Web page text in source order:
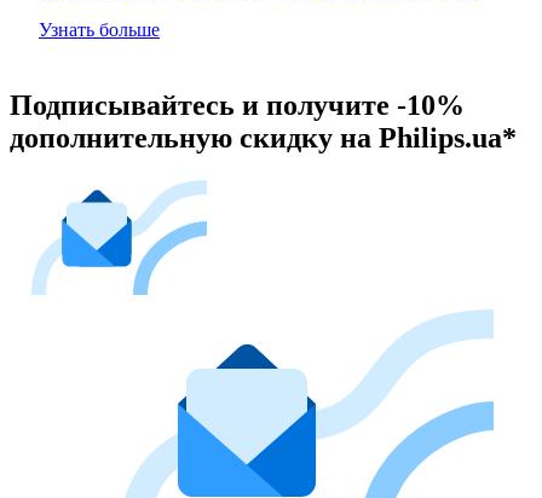
Узнать больше
Подписывайтесь и получите -10%
дополнительную скидку на Philips.ua*